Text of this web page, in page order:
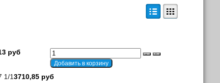
руб
1/13710,85 руб